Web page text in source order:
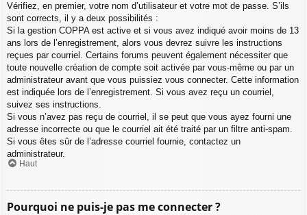
Vérifiez, en premier, votre nom d’utilisateur et votre mot de passe. S’ils
sont corrects, il y a deux possibilités :
Si la gestion COPPA est active et si vous avez indiqué avoir moins de 13
ans lors de l’enregistrement, alors vous devrez suivre les instructions
reçues par courriel. Certains forums peuvent également nécessiter que
toute nouvelle création de compte soit activée par vous-même ou par un
administrateur avant que vous puissiez vous connecter. Cette information
est indiquée lors de l’enregistrement. Si vous avez reçu un courriel,
suivez ses instructions.
Si vous n’avez pas reçu de courriel, il se peut que vous ayez fourni une
adresse incorrecte ou que le courriel ait été traité par un filtre anti-spam.
Si vous êtes sûr de l’adresse courriel fournie, contactez un
administrateur.
Haut
Pourquoi ne puis-je pas me connecter ?